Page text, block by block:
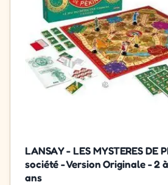
LANSAY - LES MYSTERES DE
société - Version Originale - 2
ans